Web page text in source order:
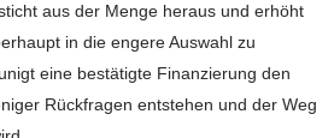
aus der Menge heraus und erhöht
in die engere Auswahl zu
eine bestätigte Finanzierung den
Rückfragen entstehen und der Weg